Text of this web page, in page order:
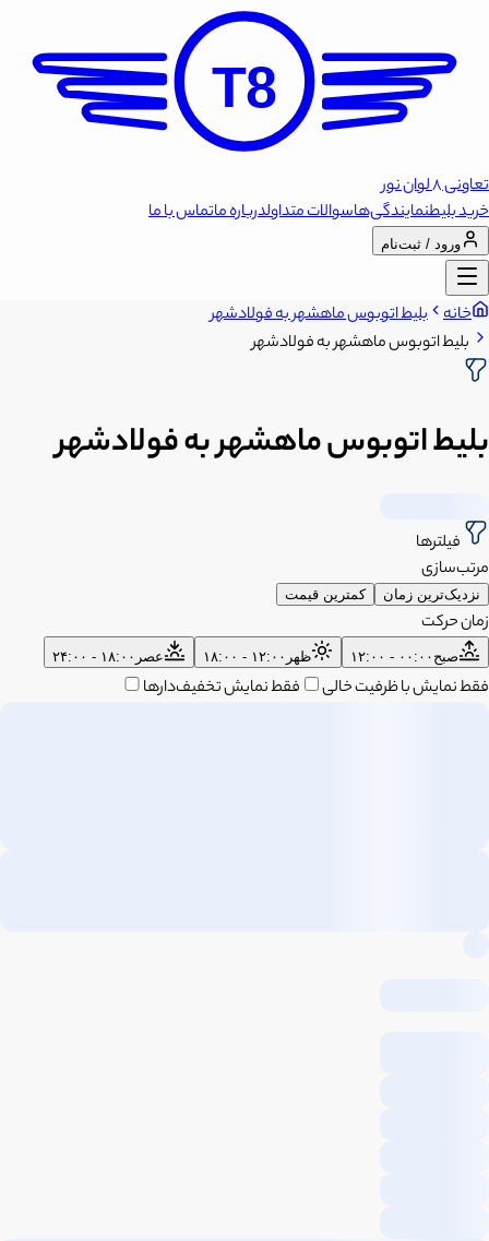
T8
تعاونی 8 لوان نور
خرید بلیطنمایندگی‌هاسوالات متداولدرباره ماتماس با ما
ورود / ثبت‌نام
خانه بلیط اتوبوس ماهشهر به فولادشهر
بلیط اتوبوس ماهشهر به فولادشهر
بلیط اتوبوس ماهشهر به فولادشهر
فیلترها
مرتب‌سازی
نزدیک‌ترین زمان کمترین قیمت
زمان حرکت
صبح ۰۰:۰۰ - ۱۲:۰۰ ظهر ۱۲:۰۰ - ۱۸:۰۰ عصر ۱۸:۰۰ - ۲۴:۰۰
فقط نمایش با ظرفیت خالی فقط نمایش تخفیف‌دارها